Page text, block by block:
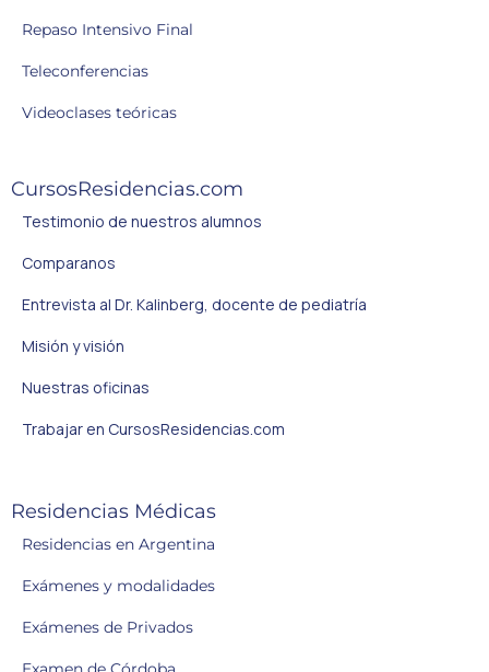
Repaso Intensivo Final
Teleconferencias
Videoclases teóricas
CursosResidencias.com
Testimonio de nuestros alumnos
Comparanos
Entrevista al Dr. Kalinberg, docente de pediatría
Misión y visión
Nuestras oficinas
Trabajar en CursosResidencias.com
Residencias Médicas
Residencias en Argentina
Exámenes y modalidades
Exámenes de Privados